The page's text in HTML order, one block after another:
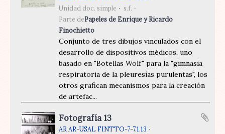
Unidad doc. simple
s.f.
Parte dePapeles de Enrique y Ricardo
Finochietto
Conjunto de tres dibujos vinculados con el
desarrollo de dispositivos médicos, uno
basado en "Botellas Wolf" para la "gimnasia
respiratoria de la pleuresías purulentas", los
otros grafican mecanismos para la creación
de artefac...
Fotografía 13
AR AR-USAL FINTTO-7-7.1.13